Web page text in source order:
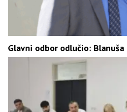
Glavni odbor odlučio: